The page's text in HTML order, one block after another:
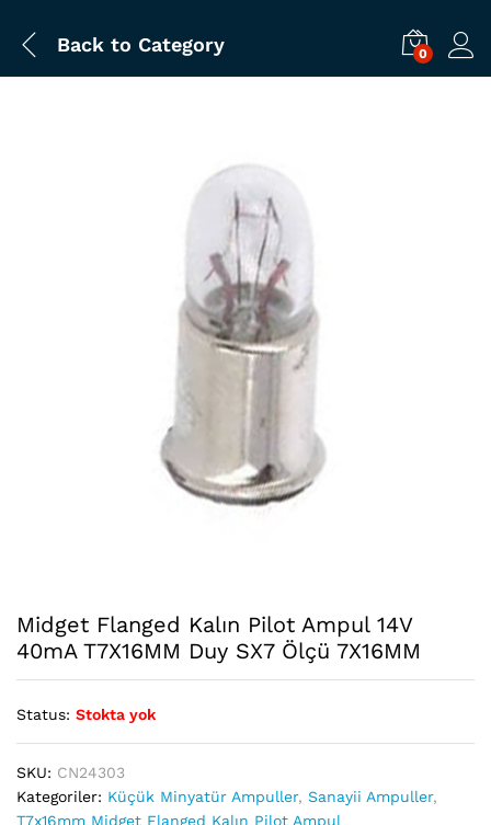
Back to Category 0
Midget Flanged Kalın Pilot Ampul 14V
40mA T7X16MM Duy SX7 Ölçü 7X16MM
Status: Stokta yok
SKU: CN24303
Kategoriler: Küçük Minyatür Ampuller, Sanayii Ampuller,
T7x16mm Midget Flanged Kalın Pilot Ampul